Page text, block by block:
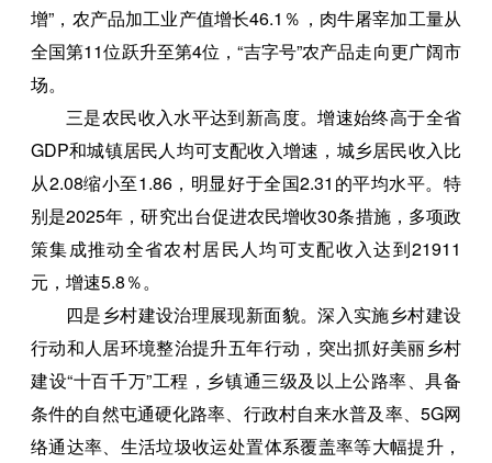
增”，农产品加工业产值增长46.1％，肉牛屠宰加工量从
全国第11位跃升至第4位，“吉字号”农产品走向更广阔市
场。
三是农民收入水平达到新高度。增速始终高于全省
GDP和城镇居民人均可支配收入增速，城乡居民收入比
从2.08缩小至1.86，明显好于全国2.31的平均水平。特
别是2025年，研究出台促进农民增收30条措施，多项政
策集成推动全省农村居民人均可支配收入达到21911
元，增速5.8％。
四是乡村建设治理展现新面貌。深入实施乡村建设
行动和人居环境整治提升五年行动，突出抓好美丽乡村
建设“十百千万”工程，乡镇通三级及以上公路率、具备
条件的自然屯通硬化路率、行政村自来水普及率、5G网
络通达率、生活垃圾收运处置体系覆盖率等大幅提升，